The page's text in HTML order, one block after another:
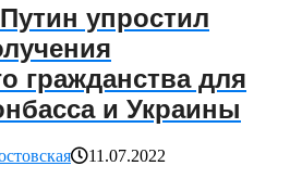
упростил
гражданства для
и Украины
11.07.2022